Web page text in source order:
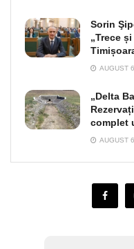
Sorin
„Trece
AUGUST
„Delta
complet
AUGUST